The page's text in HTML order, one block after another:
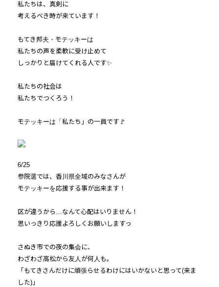
私たちは、真剣に
考えるべき時が来ています！
もてき邦夫・モテッキーは
私たちの声を柔軟に受け止めて
しっかりと届けてくれる人です✨
私たちの社会は
私たちでつくろう！
モテッキーは「私たち」の一員です🚩
6/25
参院選では、香川県全域のみなさんが
モテッキーを応援する事が出来ます！
区が違うから…なんて心配はいりません！
思いっきり応援よろしくお願いしますっ
さぬき市での夜の集会に、
わざわざ高松から友人が何人も。
「もてきさんだけに頑張らせるわけにはいかないと思って(来ま
した)」